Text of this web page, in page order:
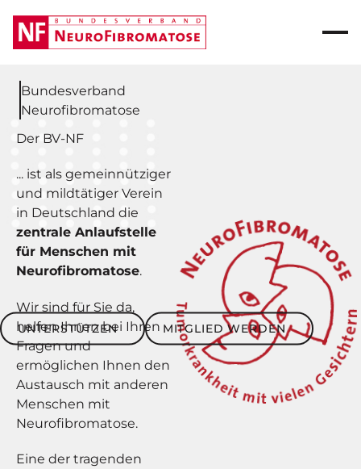
Bundesverband
Neurofibromatose
Der BV-NF
... ist als gemeinnütziger
und mildtätiger Verein
in Deutschland die
zentrale Anlaufstelle
für Menschen mit
Neurofibromatose.
Wir sind für Sie da,
helfen Ihnen bei Ihren
Fragen und
ermöglichen Ihnen den
Austausch mit anderen
Menschen mit
Neurofibromatose.
Eine der tragenden
Unterstützen
UNTERSTÜTZEN Mitglied werden
MITGLIED WERDEN